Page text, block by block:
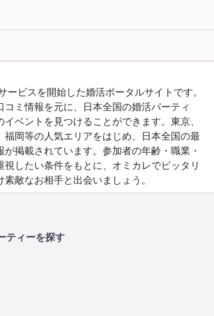
ービスを開始した婚活ポータルサイトです。
コミ情報を元に、日本全国の婚活パーティ
ベントを見つけることができます。東京、
福岡等の人気エリアをはじめ、日本全国の最
が掲載されています。参加者の年齢・職業・
視したい条件をもとに、オミカレでピッタリ
敵なお相手と出会いましょう。
ティーを探す